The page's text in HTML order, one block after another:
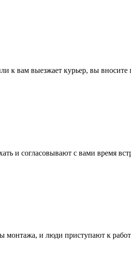
к вам выезжает курьер, вы вносите
и согласовывают с вами время
монтажа, и люди приступают к